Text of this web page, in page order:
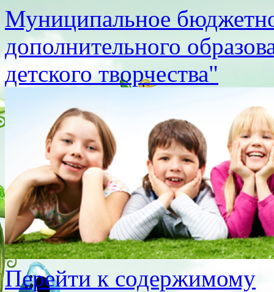
Муниципальное
дополнительного
детского творчества"
Перейти к содержимому